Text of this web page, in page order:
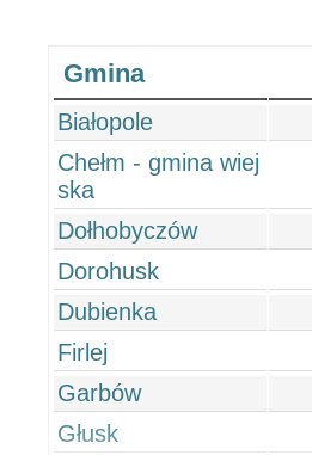
Gmina
Białopole
Chełm - gmina wiej
ska
Dołhobyczów
Dorohusk
Dubienka
Firlej
Garbów
Głusk